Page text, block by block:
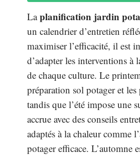
Laplanification jardin
un calendrier d’entretien
maximiser l’efficacité, il est
d’adapter les interventions à
de chaque culture. Le
préparation sol potager et les
tandis que l’été impose une
accrue avec des conseils
adaptés à la chaleur comme
potager efficace. L’automne